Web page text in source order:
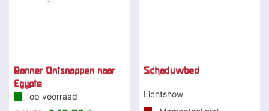
Banner Ontsnappen naar
Egypte
op voorraad
Schaduwbed
Lichtshow